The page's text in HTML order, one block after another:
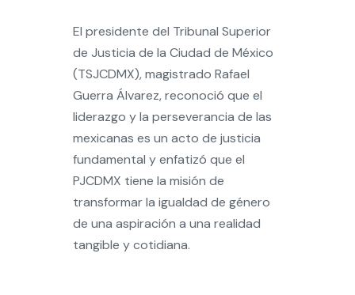
El presidente del Tribunal Superior
de Justicia de la Ciudad de México
(TSJCDMX), magistrado Rafael
Guerra Álvarez, reconoció que el
liderazgo y la perseverancia de las
mexicanas es un acto de justicia
fundamental y enfatizó que el
PJCDMX tiene la misión de
transformar la igualdad de género
de una aspiración a una realidad
tangible y cotidiana.